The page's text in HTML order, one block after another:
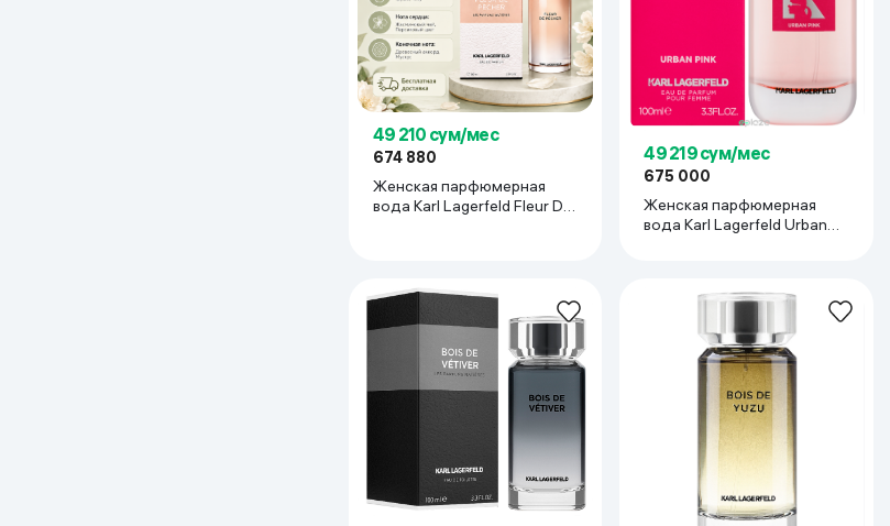
49 210 сум/мес
674 880
Женская парфюмерная
вода Karl Lagerfeld Fleur De
49 219 сум/мес
675 000
Женская парфюмерная
вода Karl Lagerfeld Urban